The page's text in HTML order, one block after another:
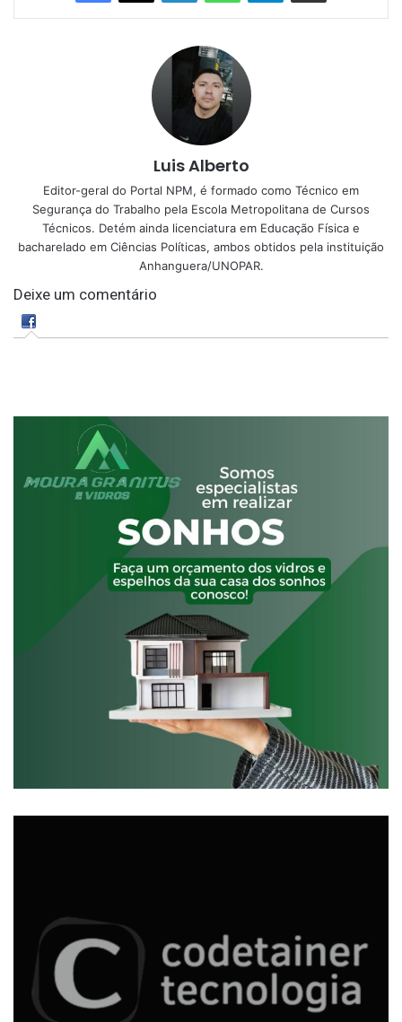
Luis Alberto
Editor-geral do Portal NPM, é formado como Técnico em
Segurança do Trabalho pela Escola Metropolitana de Cursos
Técnicos. Detém ainda licenciatura em Educação Física e
bacharelado em Ciências Políticas, ambos obtidos pela instituição
Anhanguera/UNOPAR.
Deixe um comentário